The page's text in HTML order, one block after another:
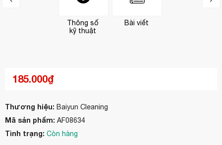
Thông số
kỹ thuật
Bài viết
185.000₫
Thương hiệu: Baiyun Cleaning
Mã sản phẩm: AF08634
Tình trạng: Còn hàng